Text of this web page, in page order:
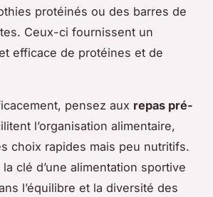
protéinés ou des barres de
Ceux-ci fournissent un
efficace de protéines et de
pensez aux repas pré-
l’organisation alimentaire,
choix rapides mais peu nutritifs.
clé d’une alimentation sportive
l’équilibre et la diversité des